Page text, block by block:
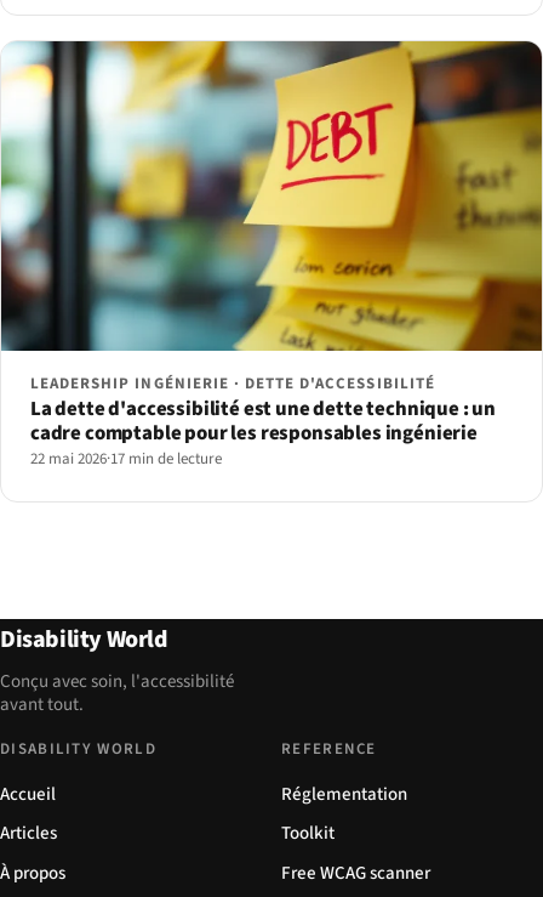
LEADERSHIP INGÉNIERIE · DETTE D'ACCESSIBILITÉ
La dette d'accessibilité est une dette technique : un
cadre comptable pour les responsables ingénierie
22 mai 2026·17 min de lecture
Disability World
Conçu avec soin, l'accessibilité
avant tout.
DISABILITY WORLD
Accueil
Articles
À propos
REFERENCE
Réglementation
Toolkit
Free WCAG scanner